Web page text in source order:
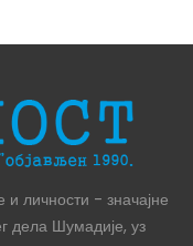
личности - значајне
дела Шумадије, уз